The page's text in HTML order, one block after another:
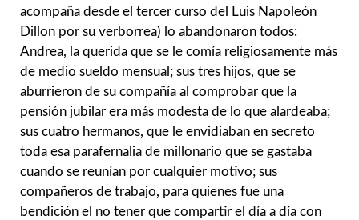
acompaña desde el tercer curso del Luis Napoleón
Dillon por su verborrea) lo abandonaron todos:
Andrea, la querida que se le comía religiosamente más
de medio sueldo mensual; sus tres hijos, que se
aburrieron de su compañía al comprobar que la
pensión jubilar era más modesta de lo que alardeaba;
sus cuatro hermanos, que le envidiaban en secreto
toda esa parafernalia de millonario que se gastaba
cuando se reunían por cualquier motivo; sus
compañeros de trabajo, para quienes fue una
bendición el no tener que compartir el día a día con